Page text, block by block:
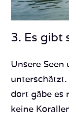
3. Es gibt
Unsere Seen
dort gäbe es
keine